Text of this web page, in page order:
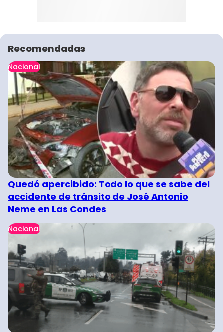
Recomendadas
Nacional
Quedó apercibido: Todo lo que se sabe del
accidente de tránsito de José Antonio
Neme en Las Condes
Nacional